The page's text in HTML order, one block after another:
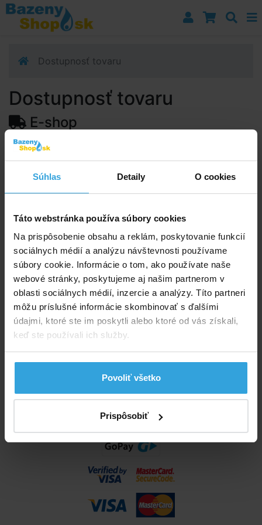
Súhlas Detaily O cookies
Táto webstránka používa súbory cookies
Na prispôsobenie obsahu a reklám, poskytovanie funkcií
sociálnych médií a analýzu návštevnosti používame
súbory cookie. Informácie o tom, ako používate naše
webové stránky, poskytujeme aj našim partnerom v
oblasti sociálnych médií, inzercie a analýzy. Títo partneri
môžu príslušné informácie skombinovať s ďalšími
údajmi, ktoré ste im poskytli alebo ktoré od vás získali,
keď ste používali ich služby.
Povoliť všetko
Prispôsobiť
Prejsť k navigácii
Prejsť na obsah
Prejsť k bočnému stĺpci
Dostupnosť tovaru
Dostupnosť tovaru
E-shop
Dostupnosť:
výdajné miesto:
12.08.2026
môže sa zmeniť.
Poradíme vám!
info@bazenyshop.sk
02 2057 0035
Telefónne číslo neslúži na objednaní tovaru
Všetko o nákupe
Obchodné podmienky
Možnosti dopravy a platby
Reklamácie
Odstúpenie od zmluvy